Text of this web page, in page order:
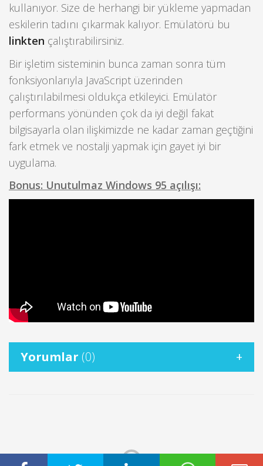
kullanıyor. Size de herhangi bir yükleme yapmadan
eskilerin tadını çıkarmak kalıyor. Emülatörü bu
linkten çalıştırabilirsiniz.
Bir işletim sisteminin bunca zaman sonra tüm
fonksiyonlarıyla JavaScript üzerinden
çalıştırılabilmesi oldukça etkileyici. Emülatör
performans yönünden çok da iyi değil fakat
bilgisayarla olan ilişkimizde ne kadar zaman geçtiğini
fark etmek ve nostalji yapmak için gayet iyi bir
uygulama.
Bonus: Unutulmaz Windows 95 açılışı:
Yorumlar (0)